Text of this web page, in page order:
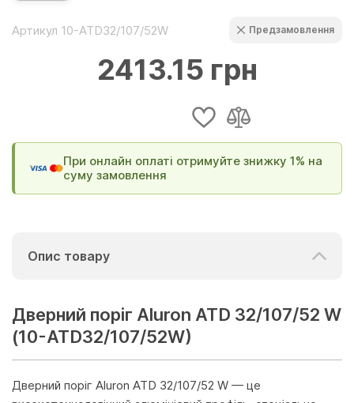
Артикул 10-ATD32/107/52W Предзамовлення
2413.15 грн
При онлайн оплаті отримуйте знижку 1% на
суму замовлення
Опис товару
Дверний поріг Aluron ATD 32/107/52 W
(10-ATD32/107/52W)
Дверний поріг Aluron ATD 32/107/52 W — це